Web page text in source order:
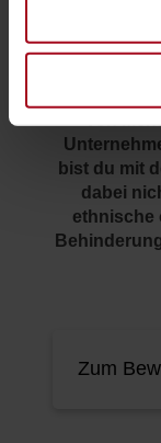
vorab
bist du mit
dabei
ethnische
Zum